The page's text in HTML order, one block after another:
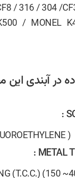
/ 316 / 304 /
K500 /
در آبندی
)
(T.C.C.) (150